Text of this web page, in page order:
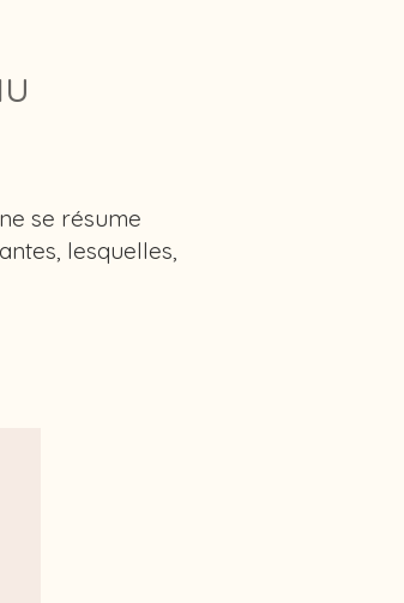
une
se résume
lesquelles,